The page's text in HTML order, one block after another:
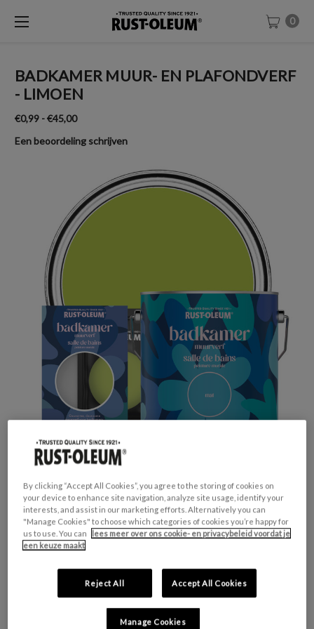
0
BADKAMER MUUR- EN PLAFONDVERF
- LIMOEN
€0,99 - €45,00
Een beoordeling schrijven
GESCHIKT VOOR: Muren en Plafonds
KLEURGROEP:
KLEURCOLLECTIE: Opvallend & levendig
By clicking “Accept All Cookies”, you agree to the storing of cookies on
your device to enhance site navigation, analyze site usage, identify your
interests, and assist in our marketing efforts. Alternatively you can
"Manage Cookies" to choose which categories of cookies you’re happy for
us to use. You can
lees meer over ons cookie- en privacybeleid voordat je
een keuze maakt
Reject All Accept All Cookies
Manage Cookies